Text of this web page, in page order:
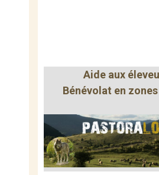
Aide aux
Bénévolat en